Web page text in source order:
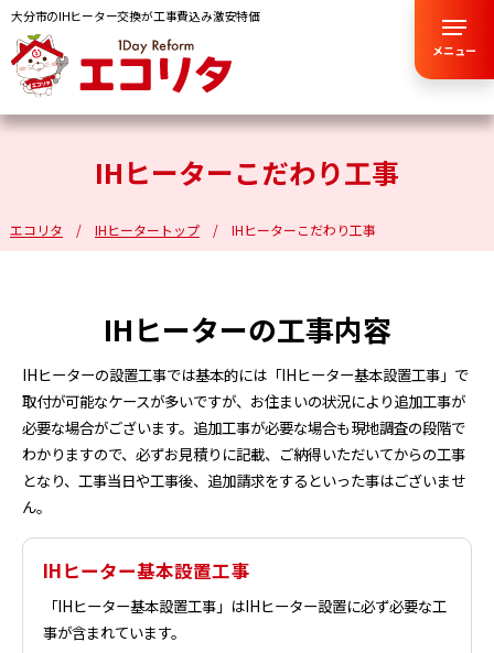
大分市のIHヒーター交換が工事費込み激安特価
メニュー
IHヒーターこだわり工事
エコリタ IHヒータートップ IHヒーターこだわり工事
IHヒーターの工事内容
IHヒーターの設置工事では基本的には「IHヒーター基本設置工事」で
取付が可能なケースが多いですが、お住まいの状況により追加工事が
必要な場合がございます。追加工事が必要な場合も現地調査の段階で
わかりますので、必ずお見積りに記載、ご納得いただいてからの工事
となり、工事当日や工事後、追加請求をするといった事はございませ
ん。
IHヒーター基本設置工事
「IHヒーター基本設置工事」はIHヒーター設置に必ず必要な工
事が含まれています。